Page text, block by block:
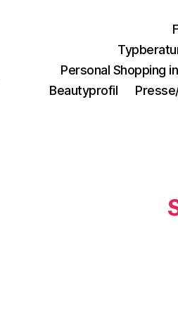
Personal Shopping
Beautyprofil